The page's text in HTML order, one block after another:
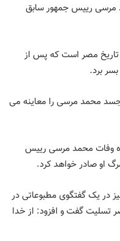
مرسی رییس جمهور سابق
مصر است که پس از
محمد مرسی را معاینه می
وفات محمد مرسی رییس
او صادر خواهد کرد.
در یک گفتگوی مطبوعاتی در
گفت و افزود: از خدا